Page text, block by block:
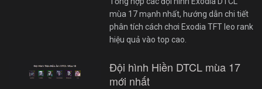
mùa 17 mạnh nhất, hướng dẫn chi tiết
phân tích cách chơi Exodia TFT leo rank
hiệu quả vào top cao.
Đội hình Hiền DTCL mùa 17
mới nhất